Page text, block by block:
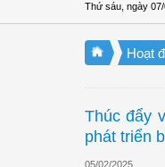
Thứ sáu, ngày
Hoạt
Thúc đẩy
phát triển
05/02/2025